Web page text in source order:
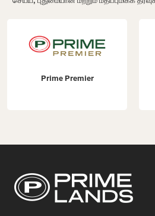
Prime Premier